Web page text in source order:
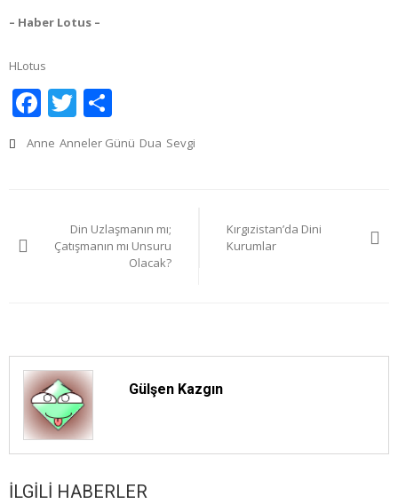
– Haber Lotus –
HLotus
Facebook
Twitter
Anne Anneler Günü Dua Sevgi
gezinmesi
Din Uzlaşmanın mı;
Çatışmanın mı Unsuru
Olacak?
Kırgızistan’da Dini
Kurumlar
Gülşen Kazgın
İLGILI HABERLER